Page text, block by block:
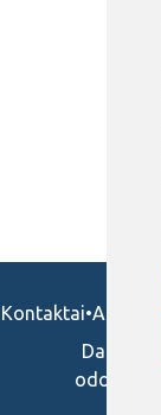
Kontaktai•Apie
Darbo